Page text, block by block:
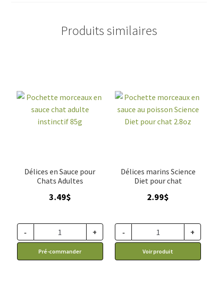
Produits similaires
Délices en Sauce pour
Chats Adultes
3.49$
- +
Pré-commander
Délices marins Science
Diet pour chat
2.99$
- +
Voir produit